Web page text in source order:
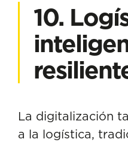
10.
La digitalización
a la logística,